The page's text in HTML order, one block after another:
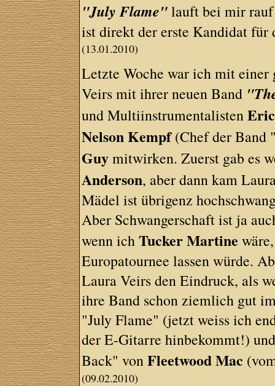
"July Flame"lauft bei mir rauf
ist direkt der erste Kandidat für
(13.01.2010)
Letzte Woche war ich mit
Veirs mit ihrer neuen Band
und Multiinstrumentalisten
Nelson Kempf(Chef der Band
Guymitwirken. Zuerst gab es
Anderson, aber dann kam
Mädel ist übrigenz
Aber Schwangerschaft ist ja
wenn ichTucker Martine
Europatournee lassen würde.
Laura Veirs den Eindruck, als
ihre Band schon ziemlich gut
"July Flame" (jetzt weiss ich
der E-Gitarre hinbekommt!)
Back" vonFleetwood Mac
(09.02.2010)